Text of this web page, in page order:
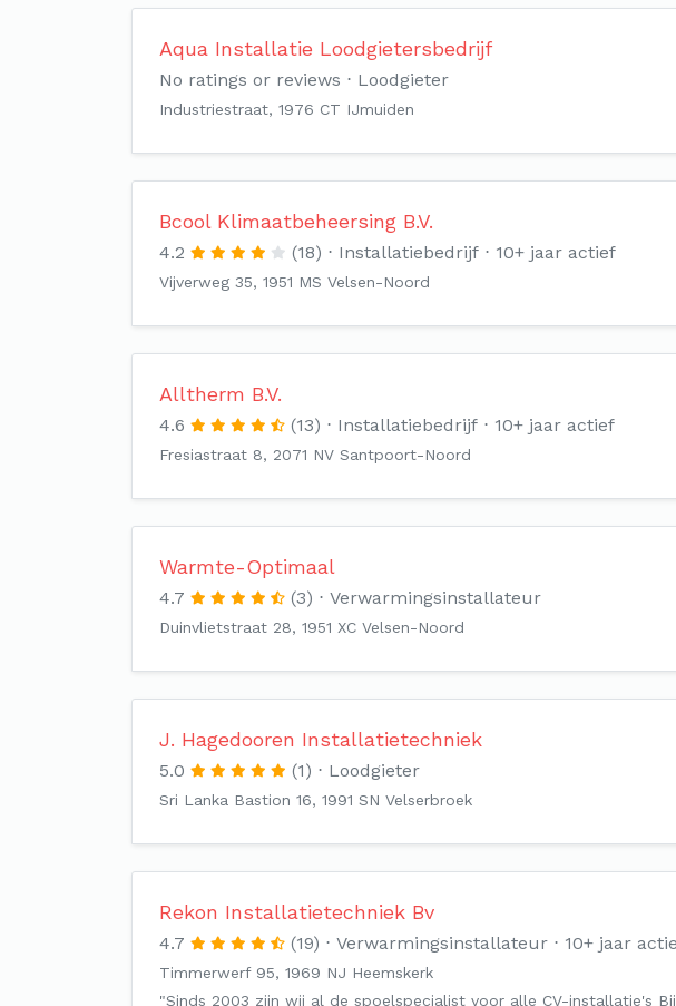
Aqua Installatie Loodgietersbedrijf
No ratings or reviews Loodgieter
Industriestraat, 1976 CT IJmuiden
Bcool Klimaatbeheersing B.V.
4.2 (18) Installatiebedrijf 10+ jaar actief
Vijverweg 35, 1951 MS Velsen-Noord
Alltherm B.V.
4.6 (13) Installatiebedrijf 10+ jaar actief
Fresiastraat 8, 2071 NV Santpoort-Noord
Warmte-Optimaal
4.7 (3) Verwarmingsinstallateur
Duinvlietstraat 28, 1951 XC Velsen-Noord
J. Hagedooren Installatietechniek
5.0 (1) Loodgieter
Sri Lanka Bastion 16, 1991 SN Velserbroek
Rekon Installatietechniek Bv
4.7 (19) Verwarmingsinstallateur 10+ jaar
Timmerwerf 95, 1969 NJ Heemskerk
"Sinds 2003 zijn wij al de spoelspecialist voor alle CV-installatie's